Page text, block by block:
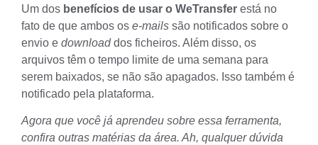
Um dos benefícios de usar o WeTransfer está no
fato de que ambos os e-mails são notificados sobre o
envio e downloaddos ficheiros. Além disso, os
arquivos têm o tempo limite de uma semana para
serem baixados, se não são apagados. Isso também é
notificado pela plataforma.
Agora que você já aprendeu sobre essa ferramenta,
confira outras matérias da área. Ah, qualquer dúvida